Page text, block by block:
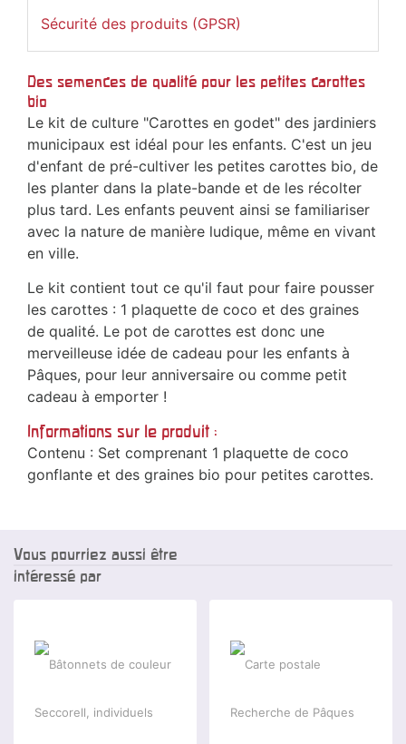
Sécurité des produits (GPSR)
Des semences de qualité pour les petites carottes
bio
Le kit de culture "Carottes en godet" des jardiniers
municipaux est idéal pour les enfants. C'est un jeu
d'enfant de pré-cultiver les petites carottes bio, de
les planter dans la plate-bande et de les récolter
plus tard. Les enfants peuvent ainsi se familiariser
avec la nature de manière ludique, même en vivant
en ville.
Le kit contient tout ce qu'il faut pour faire pousser
les carottes : 1 plaquette de coco et des graines
de qualité. Le pot de carottes est donc une
merveilleuse idée de cadeau pour les enfants à
Pâques, pour leur anniversaire ou comme petit
cadeau à emporter !
Informations sur le produit :
Contenu : Set comprenant 1 plaquette de coco
gonflante et des graines bio pour petites carottes.
Vous pourriez aussi être
intéressé par